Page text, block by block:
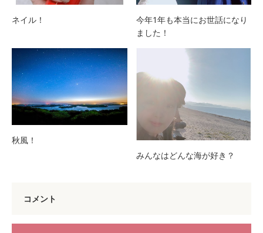
ネイル！
今年1年も本当にお世話になり
ました！
秋風！
みんなはどんな海が好き？
コメント